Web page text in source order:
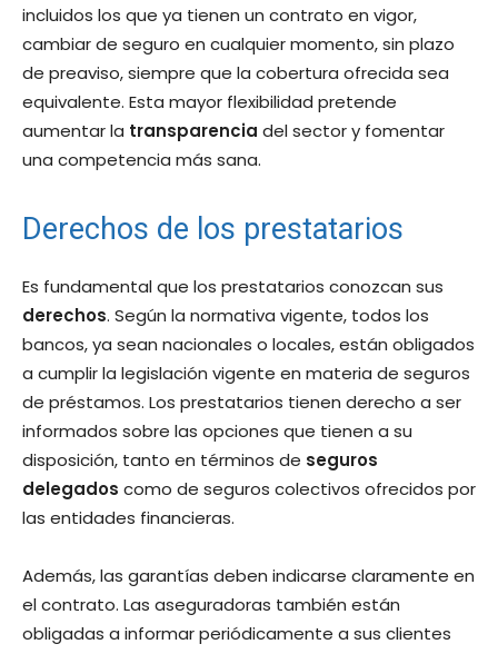
incluidos los que ya tienen un contrato en vigor,
cambiar de seguro en cualquier momento, sin plazo
de preaviso, siempre que la cobertura ofrecida sea
equivalente. Esta mayor flexibilidad pretende
aumentar la transparencia del sector y fomentar
una competencia más sana.
Derechos de los prestatarios
Es fundamental que los prestatarios conozcan sus
derechos. Según la normativa vigente, todos los
bancos, ya sean nacionales o locales, están obligados
a cumplir la legislación vigente en materia de seguros
de préstamos. Los prestatarios tienen derecho a ser
informados sobre las opciones que tienen a su
disposición, tanto en términos de seguros
delegados como de seguros colectivos ofrecidos por
las entidades financieras.
Además, las garantías deben indicarse claramente en
el contrato. Las aseguradoras también están
obligadas a informar periódicamente a sus clientes